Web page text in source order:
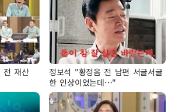
전 재산
정보석 "황정음 전 남편 서글서글
한 인상이었는데…"